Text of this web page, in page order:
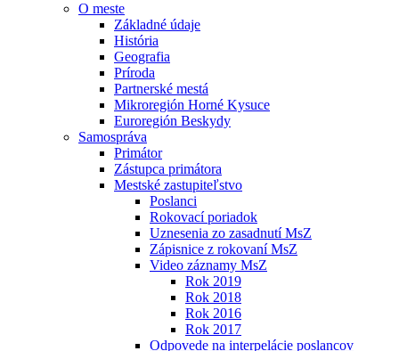
O meste
Základné údaje
História
Geografia
Príroda
Partnerské mestá
Mikroregión Horné Kysuce
Euroregión Beskydy
Samospráva
Primátor
Zástupca primátora
Mestské zastupiteľstvo
Poslanci
Rokovací poriadok
Uznesenia zo zasadnutí MsZ
Zápisnice z rokovaní MsZ
Video záznamy MsZ
Rok 2019
Rok 2018
Rok 2016
Rok 2017
Odpovede na interpelácie poslancov